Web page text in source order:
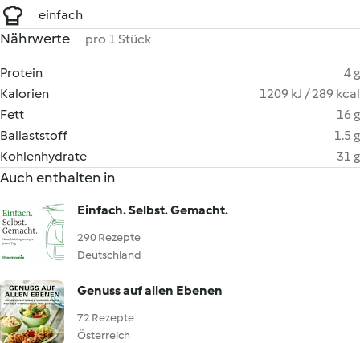
einfach
Nährwerte pro 1 Stück
Protein
4 g
Kalorien
1209 kJ / 289 kcal
Fett
16 g
Ballaststoff
1.5 g
Kohlenhydrate
31 g
Auch enthalten in
Einfach. Selbst. Gemacht.
290 Rezepte
Deutschland
Genuss auf allen Ebenen
72 Rezepte
Österreich